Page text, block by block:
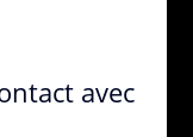
avec